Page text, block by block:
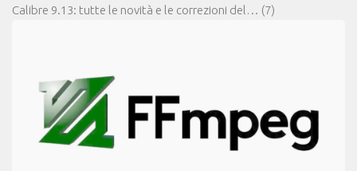
Calibre 9.13: tutte le novità e le correzioni del… (7)